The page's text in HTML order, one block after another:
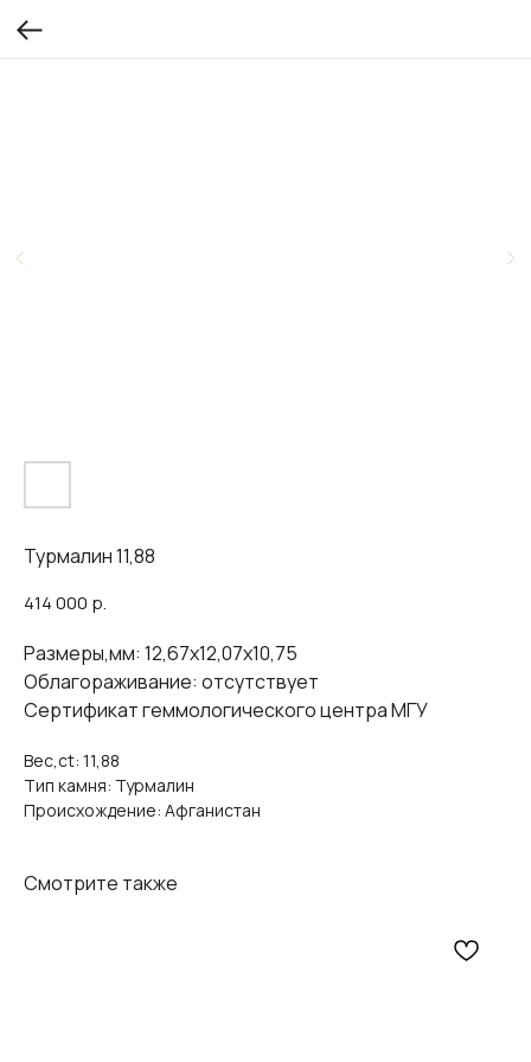
Турмалин 11,88
414 000 р.
Размеры,мм: 12,67х12,07х10,75
Облагораживание: отсутствует
Сертификат геммологического центра МГУ
Вес,ct: 11,88
Тип камня: Турмалин
Происхождение: Афганистан
Смотрите также